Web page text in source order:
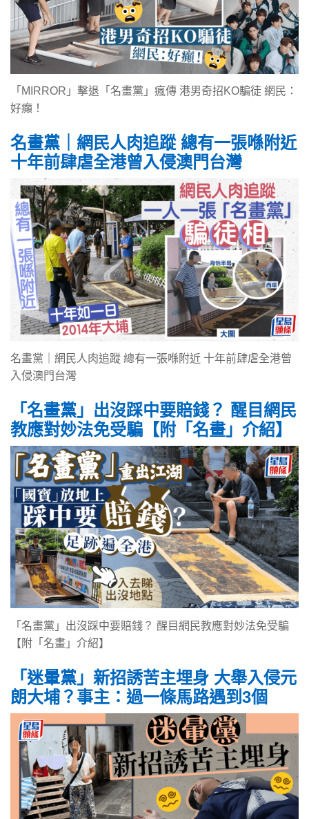
「MIRROR」擊退「名畫黨」瘋傳 港男奇招KO騙徒 網民：
好癲！
名畫黨｜網民人肉追蹤 總有一張喺附近
十年前肆虐全港曾入侵澳門台灣
名畫黨｜網民人肉追蹤 總有一張喺附近 十年前肆虐全港曾
入侵澳門台灣
「名畫黨」出沒踩中要賠錢？ 醒目網民
教應對妙法免受騙【附「名畫」介紹】
「名畫黨」出沒踩中要賠錢？ 醒目網民教應對妙法免受騙
【附「名畫」介紹】
「迷暈黨」新招誘苦主埋身 大舉入侵元
朗大埔？事主：過一條馬路遇到3個